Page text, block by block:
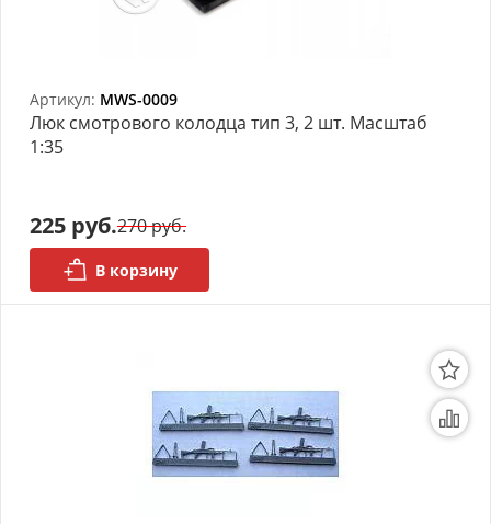
Артикул: MWS-0009
Люк смотрового колодца тип 3, 2 шт. Масштаб
1:35
225 руб.270 руб.
В корзину